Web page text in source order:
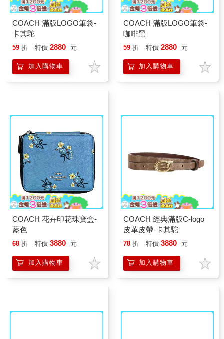
COACH 滿版LOGO筆袋-
卡其駝
59 折 特價 2880 元
加入購物車
COACH 滿版LOGO筆袋-
咖啡黑
59 折 特價 2880 元
加入購物車
COACH 花卉印花珠寶盒-
藍色
68 折 特價 3880 元
加入購物車
COACH 經典滿版C-logo
皮革皮帶-卡其駝
78 折 特價 3880 元
加入購物車